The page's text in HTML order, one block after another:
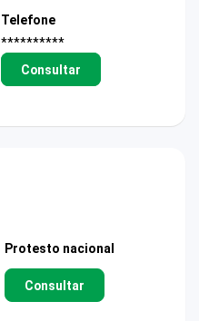
Telefone
**********
Consultar
Protesto nacional
Consultar